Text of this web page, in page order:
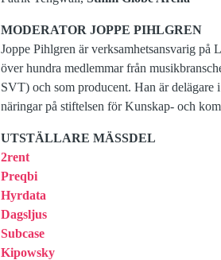
MODERATOR JOPPE PIHLGREN
Joppe Pihlgren är verksamhetsansvarig
över hundra medlemmar från
SVT) och som producent. Han är
näringar på stiftelsen för Kunskap- och
UTSTÄLLARE MÄSSDEL
2rent
Preqbi
Hyrdata
Dagsljus
Subcase
Kipowsky